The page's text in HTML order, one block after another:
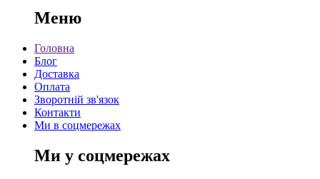
Меню
Головна
Блог
Доставка
Оплата
Зворотній зв'язок
Контакти
Ми в соцмережах
Ми у соцмережах